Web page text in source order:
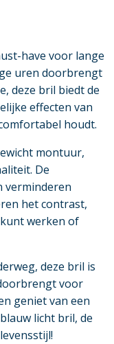
have voor lange
uren doorbrengt
deze bril biedt de
effecten van
houdt.
montuur,
De
verminderen
het contrast,
werken of
deze bril is
voor
geniet van een
licht bril, de